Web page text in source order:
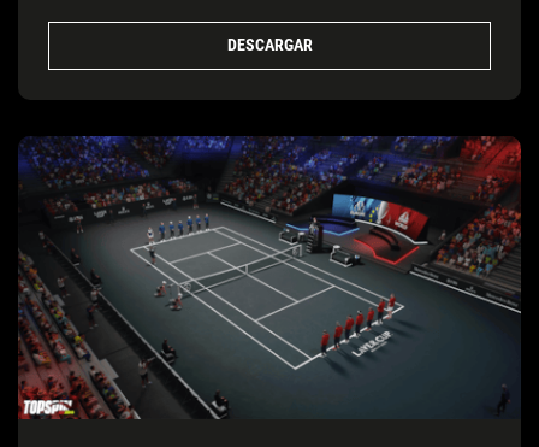
DESCARGAR